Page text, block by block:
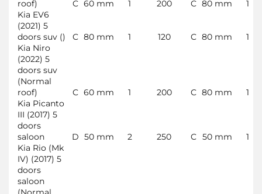
roof)
C 60 mm 1 200 C 80 mm
1
Kia EV6
(2021) 5
doors suv ()
C 80 mm 1 120 C 80 mm
1
Kia Niro
(2022) 5
doors suv
(Normal
roof)
C 60 mm 1 200 C 80 mm
1
Kia Picanto
III (2017) 5
doors
saloon
D 50 mm 2 250 C 50 mm
1
Kia Rio (Mk
IV) (2017) 5
doors
saloon